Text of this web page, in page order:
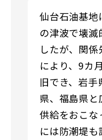
仙台石油基地
の津波で壊滅
したが、関
により、9カ
旧でき、岩
県、福島県と
供給をおこな
には防潮堤